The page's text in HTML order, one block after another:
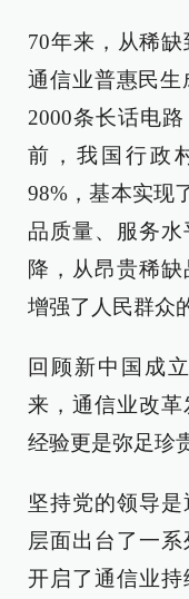
70年来，从稀
通信业普惠民生
2000条长话电
前，我国行政
98%，基本实现
品质量、服务
降，从昂贵稀
增强了人民群众
回顾新中国成
来，通信业改
经验更是弥足珍
坚持党的领导
层面出台了一系
开启了通信业